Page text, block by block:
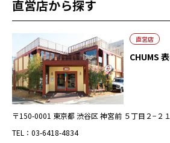
直営店から探す
直営店
CHUMS
〒150-0001 東京都 渋谷区 神宮前 ５丁目２−２１
TEL：03-6418-4834